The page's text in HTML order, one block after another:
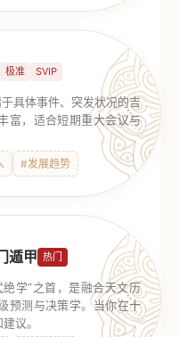
极准 SVIP
具体事件、突发状况的吉
富，适合短期重大会议与
#发展趋势
遁甲 热门
学”之首，是融合天文历
预测与决策学。当你在十
议。